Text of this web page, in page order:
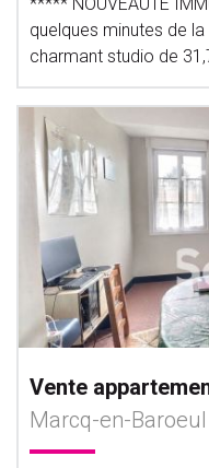
quelques minutes de
charmant studio de
Vente
Marcq-en-